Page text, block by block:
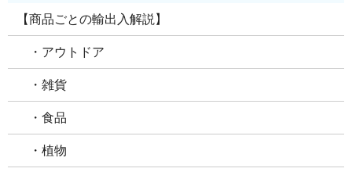
【商品ごとの輸出入解説】
・アウトドア
・雑貨
・食品
・植物